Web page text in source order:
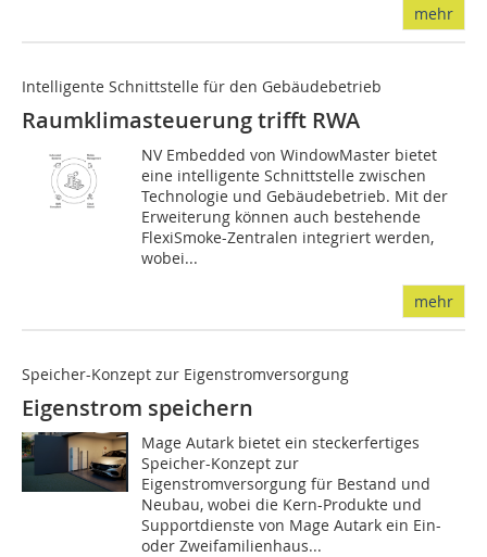
mehr
Intelligente Schnittstelle für den Gebäudebetrieb
Raumklimasteuerung trifft RWA
NV Embedded von WindowMaster bietet
eine intelligente Schnittstelle zwischen
Technologie und Gebäudebetrieb. Mit der
Erweiterung können auch bestehende
FlexiSmoke-Zentralen integriert werden,
wobei...
mehr
Speicher-Konzept zur Eigenstromversorgung
Eigenstrom speichern
Mage Autark bietet ein steckerfertiges
Speicher-Konzept zur
Eigenstromversorgung für Bestand und
Neubau, wobei die Kern-Produkte und
Supportdienste von Mage Autark ein Ein-
oder Zweifamilienhaus...